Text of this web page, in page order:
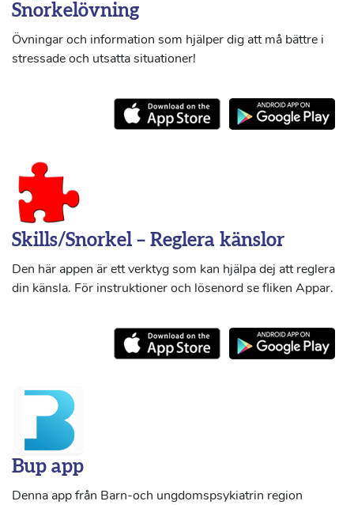
Snorkelövning
Övningar och information som hjälper dig att må bättre i
stressade och utsatta situationer!
Skills/Snorkel – Reglera känslor
Den här appen är ett verktyg som kan hjälpa dej att reglera
din känsla. För instruktioner och lösenord se fliken Appar.
Bup app
Denna app från Barn-och ungdomspsykiatrin region